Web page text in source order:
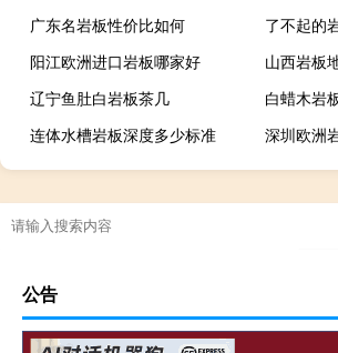
广东名岩板性价比如何
了不起的
阳江欧洲进口岩板哪家好
山西岩板
辽宁鱼肚白岩板茶几
白蜡木岩
连体水槽岩板深度多少标准
深圳欧洲
广西现代简约岩板贵吗
岩板当背
茶几桌客厅京东自营岩板
瓷砖岩板
特别的岩板图案是什么
怎么区分岩石岩板的好坏
岩板茶几
公告